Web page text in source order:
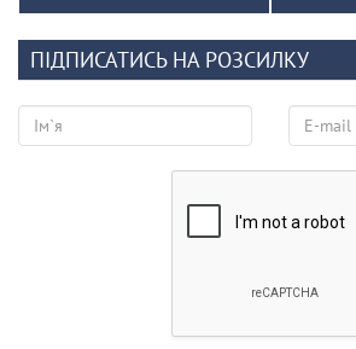
ПІДПИСАТИСЬ НА РОЗСИЛКУ